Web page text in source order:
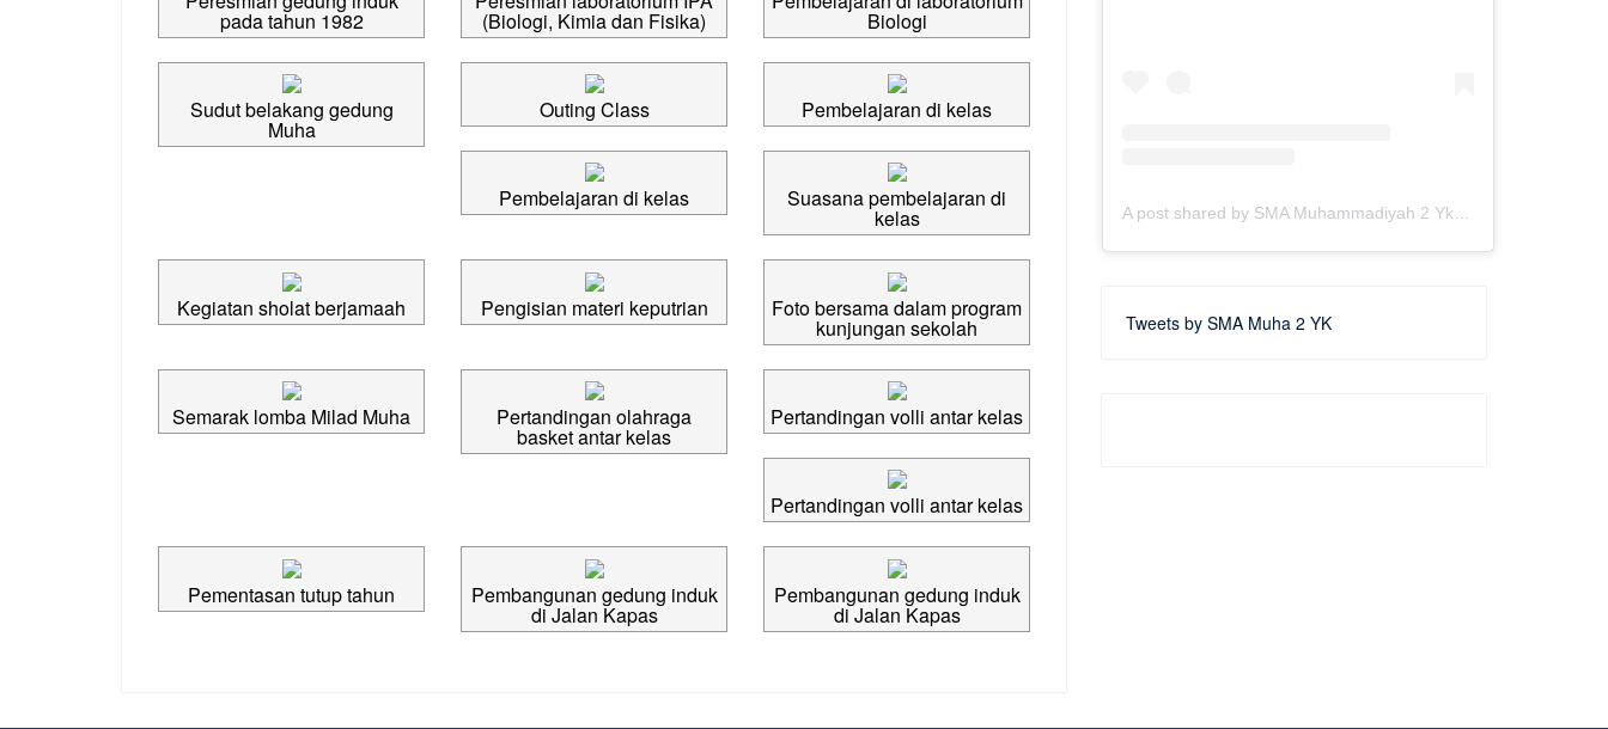
pada tahun 1982 (Biologi, Kimia dan Fisika) Biologi
Sudut belakang gedung
Muha
Outing Class Pembelajaran di kelas
Pembelajaran di kelas Suasana pembelajaran di
kelas
Kegiatan sholat berjamaah Pengisian materi keputrian Foto bersama dalam program
kunjungan sekolah
Semarak lomba Milad Muha Pertandingan olahraga
basket antar kelas
Pertandingan volli antar kelas
Pertandingan volli antar kelas
Pementasan tutup tahun Pembangunan gedung induk
di Jalan Kapas
Pembangunan gedung induk
di Jalan Kapas
Tweets by SMA Muha 2 YK